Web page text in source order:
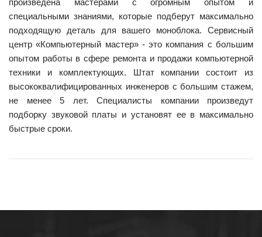
специальными знаниями, которые подберут максимально
подходящую деталь для вашего моноблока. Сервисный
центр «Компьютерный мастер» - это компания с большим
опытом работы в сфере ремонта и продажи компьютерной
техники и комплектующих. Штат компании состоит из
высококвалифицированных инженеров с большим стажем,
не менее 5 лет. Специалисты компании произведут
подборку звуковой платы и установят ее в максимально
быстрые сроки.